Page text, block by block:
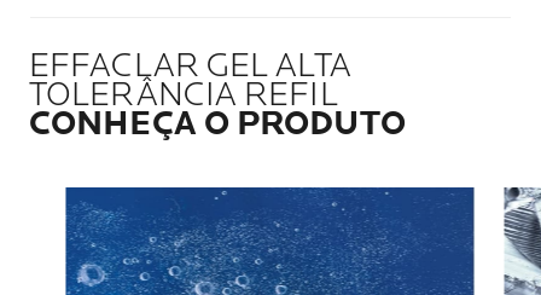
EFFACLAR GEL ALTA
TOLERÂNCIA REFIL
CONHEÇA O PRODUTO